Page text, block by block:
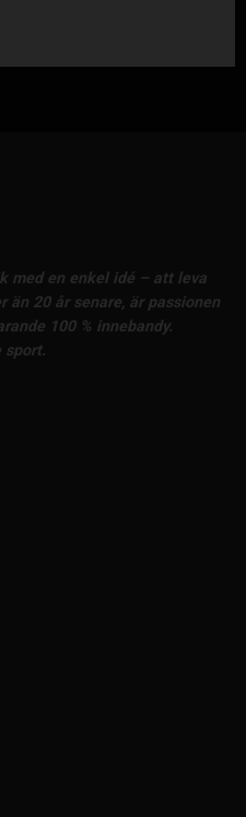
med en enkel idé – att leva
än 20 år senare, är passionen
100 % innebandy.
sport.